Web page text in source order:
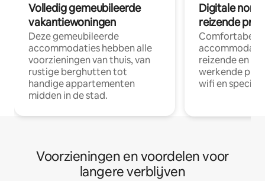
Volledig gemeubileerde
vakantiewoningen
Deze gemeubileerde
accommodaties hebben alle
voorzieningen van thuis, van
rustige berghutten tot
handige appartementen
midden in de stad.
Digitale
reizende
Comfortabele
reizende en
werkende
wifi en
Voorzieningen en voordelen voor
langere verblijven